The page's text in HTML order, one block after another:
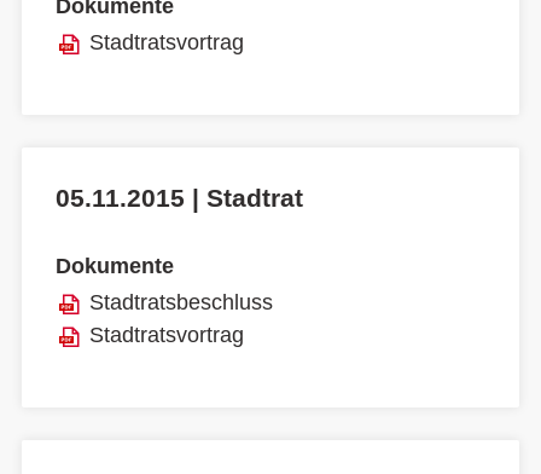
Dokumente
Stadtratsvortrag
05.11.2015 | Stadtrat
Dokumente
Stadtratsbeschluss
Stadtratsvortrag